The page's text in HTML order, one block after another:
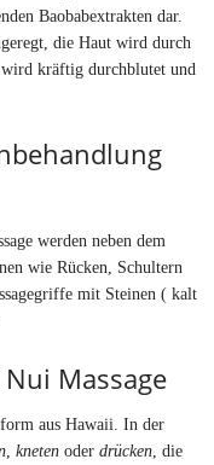
Baobabextrakten dar.
die Haut wird durch
kräftig durchblutet und
werden neben dem
wie Rücken, Schultern
mit Steinen ( kalt
Massage
aus Hawaii. In der
kneten oder drücken , die